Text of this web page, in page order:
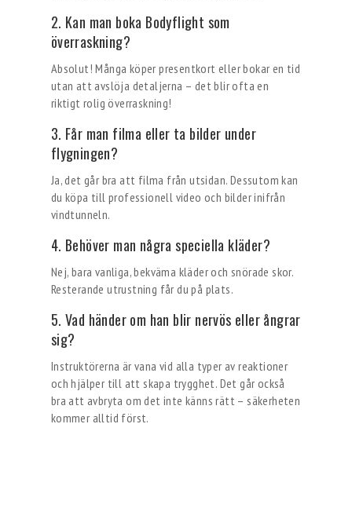
2. Kan man boka Bodyflight som
överraskning?
Absolut! Många köper presentkort eller bokar en tid
utan att avslöja detaljerna – det blir ofta en
riktigt rolig överraskning!
3. Får man filma eller ta bilder under
flygningen?
Ja, det går bra att filma från utsidan. Dessutom kan
du köpa till professionell video och bilder inifrån
vindtunneln.
4. Behöver man några speciella kläder?
Nej, bara vanliga, bekväma kläder och snörade skor.
Resterande utrustning får du på plats.
5. Vad händer om han blir nervös eller ångrar
sig?
Instruktörerna är vana vid alla typer av reaktioner
och hjälper till att skapa trygghet. Det går också
bra att avbryta om det inte känns rätt – säkerheten
kommer alltid först.